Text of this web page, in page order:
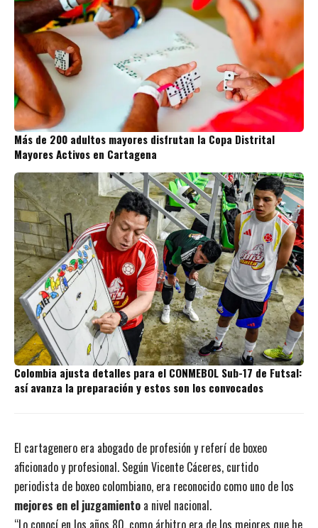
Más de 200 adultos mayores disfrutan la Copa Distrital
Mayores Activos en Cartagena
Colombia ajusta detalles para el CONMEBOL Sub-17 de Futsal:
así avanza la preparación y estos son los convocados
El cartagenero era abogado de profesión y referí de boxeo
aficionado y profesional. Según Vicente Cáceres, curtido
periodista de boxeo colombiano, era reconocido como uno de los
mejores en el juzgamiento a nivel nacional.
“Lo conocí en los años 80, como árbitro era de los mejores que he